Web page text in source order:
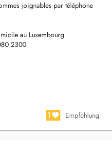
joignables par téléphone
au Luxembourg
2300
Luxemburg
since 1999
1 Empfehlung